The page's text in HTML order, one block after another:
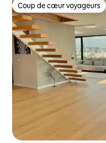
Coup de cœur voyageurs
Coup de cœur voyageurs